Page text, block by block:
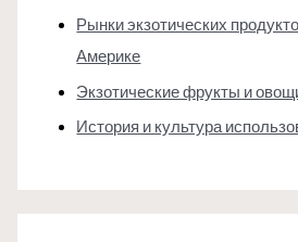
Рынки экзотических
Америке
Экзотические фрукты и
История и культура